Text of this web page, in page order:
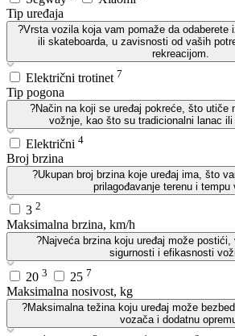
Tip uređaja
?Vrsta vozila koja vam pomaže da odaberete
ili skateboarda, u zavisnosti od vaših
rekreacijom.
Električni trotinet 7
Tip pogona
?Način na koji se uređaj pokreće, što utiče
vožnje, kao što su tradicionalni lanac ili
Električni 4
Broj brzina
?Ukupan broj brzina koje uređaj ima, što
prilagođavanje terenu i tempu
3 2
Maksimalna brzina, km/h
?Najveća brzina koju uređaj može
sigurnosti i efikasnosti
20 3 25 7
Maksimalna nosivost, kg
?Maksimalna težina koju uređaj može
vozača i dodatnu